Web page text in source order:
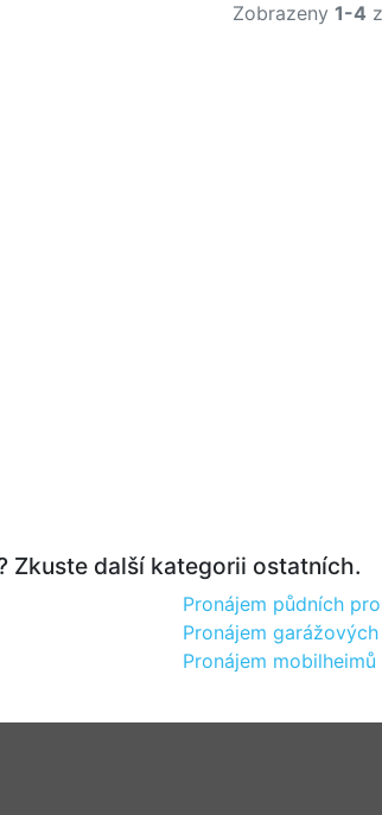
Zobrazeny 1-4 z
Zkuste další kategorii ostatních.
Pronájem půdních
Pronájem
Pronájem